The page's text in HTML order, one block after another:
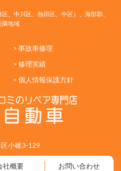
、中川区、熱田区、中区）、海部郡、
隣地域
> 事故車修理
> 修理実績
> 個人情報保護方針
小碓3-129
社概要 お問い合わせ